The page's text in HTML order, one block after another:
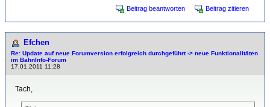
Beitrag beantworten Beitrag zitieren
Efchen
Re: Update auf neue Forumversion erfolgreich durchgeführt -> neue Funktionalitäten
im BahnInfo-Forum
17.01.2011 11:28
Tach,